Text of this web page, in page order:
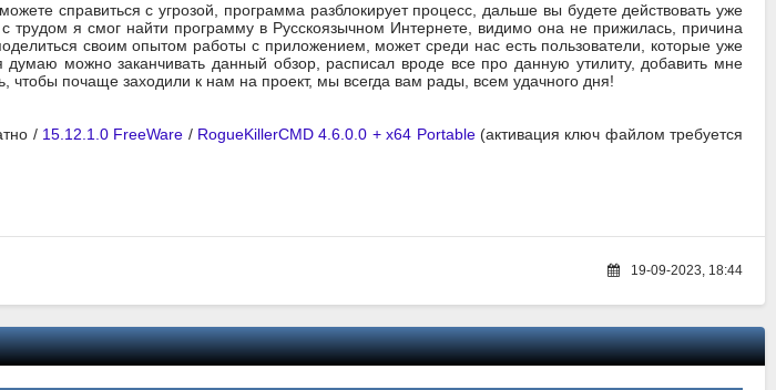
справиться с угрозой, программа разблокирует процесс, дальше вы будете действовать уже
я смог найти программу в Русскоязычном Интернете, видимо она не прижилась, причина
своим опытом работы с приложением, может среди нас есть пользователи, которые уже
можно заканчивать данный обзор, расписал вроде все про данную утилиту, добавить мне
почаще заходили к нам на проект, мы всегда вам рады, всем удачного дня!
/ 15.12.1.0 FreeWare / RogueKillerCMD 4.6.0.0 + x64 Portable(активация ключ файлом требуется
19-09-2023, 18:44